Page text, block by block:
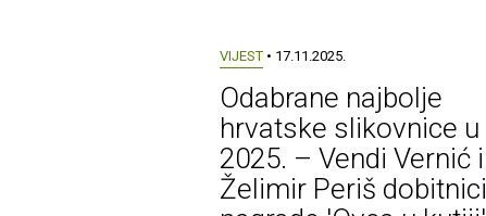
VIJEST• 17.11.2025.
Odabrane najbolje
hrvatske slikovnice u
2025. – Vendi Vernić i
Želimir Periš dobitnici